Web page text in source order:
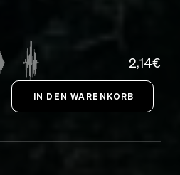
2,14€